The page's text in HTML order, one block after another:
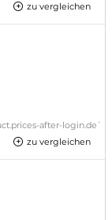
zu vergleichen
after-login.de`
zu vergleichen